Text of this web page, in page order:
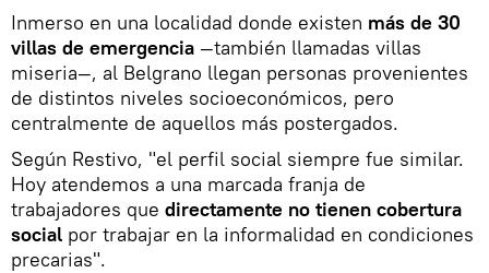
Inmerso en una localidad donde existen más de 30
villas de emergencia —también llamadas villas
miseria—, al Belgrano llegan personas provenientes
de distintos niveles socioeconómicos, pero
centralmente de aquellos más postergados.
Según Restivo, "el perfil social siempre fue similar.
Hoy atendemos a una marcada franja de
trabajadores que directamente no tienen cobertura
social por trabajar en la informalidad en condiciones
precarias".